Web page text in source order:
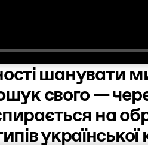
свого —
на
української